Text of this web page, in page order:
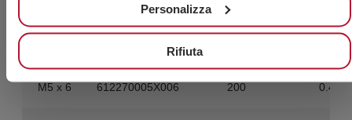
Personalizza
Rifiuta
612270004X070 200
612270004X080
M5 x 6 612270005X006 200 0.46